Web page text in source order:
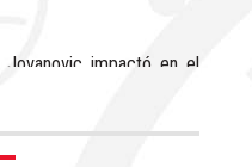
impactó en el
18 puntos y 10.7
53% en tiros de